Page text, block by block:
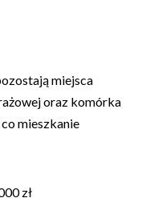
miejsca
oraz komórka
mieszkanie
zł